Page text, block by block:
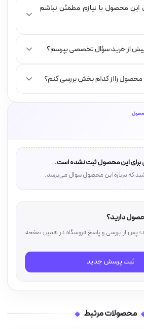
این محصول با نیازم مطمئن نباشم
پیش از خرید سؤال تخصصی بپرسم؟
محصول را از کدام بخش بررسی کنم؟
برای این محصول ثبت نشده است.
که درباره این محصول سوال می‌پرسد.
دارید؟
پس از بررسی و پاسخ فروشگاه در همین صفحه
ثبت پرسش جدید
محصولات مرتبط